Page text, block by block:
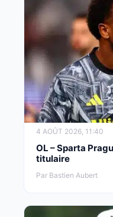
4 AOÛT 2026, 11:40
OL – Sparta
titulaire
Par Bastien Aubert